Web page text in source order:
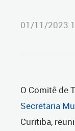
01/11/2023
O Comitê de
Secretaria
Curitiba,